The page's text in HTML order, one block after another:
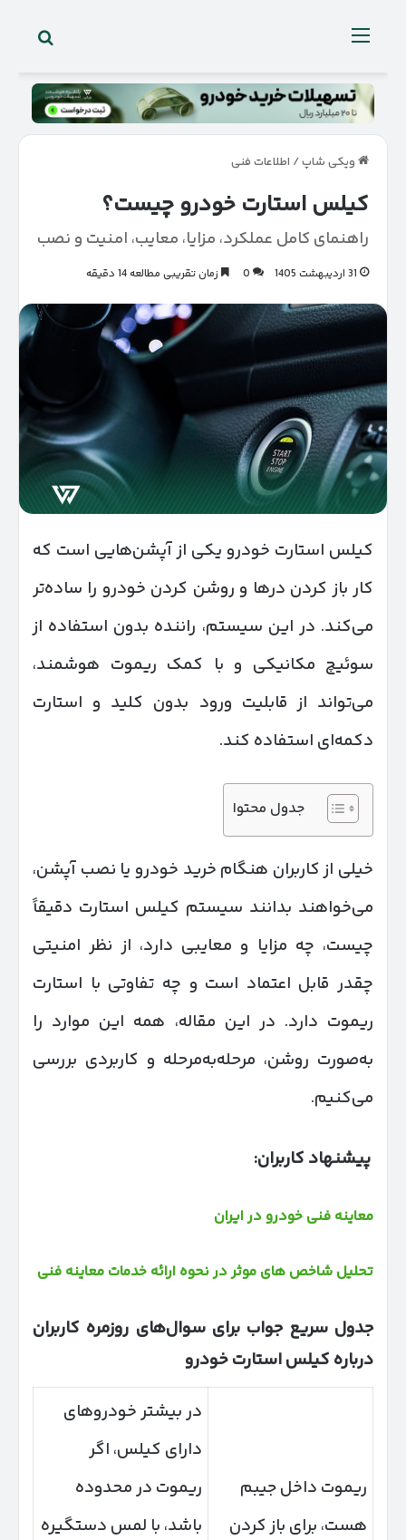
منو
ویکی شاپ/ اطلاعات فنی
کیلس استارت خودرو چیست؟
راهنمای کامل عملکرد، مزایا، معایب، امنیت و نصب
31 اردیبهشت 1405 0 زمان تقریبی مطالعه 14 دقیقه
کیلس استارت خودرو یکی از آپشن‌هایی است که
کار باز کردن درها و روشن کردن خودرو را ساده‌تر
می‌کند. در این سیستم، راننده بدون استفاده از
سوئیچ مکانیکی و با کمک ریموت هوشمند،
می‌تواند از قابلیت ورود بدون کلید و استارت
دکمه‌ای استفاده کند.
جدول محتوا
خیلی از کاربران هنگام خرید خودرو یا نصب آپشن،
می‌خواهند بدانند سیستم کیلس استارت دقیقاً
چیست، چه مزایا و معایبی دارد، از نظر امنیتی
چقدر قابل اعتماد است و چه تفاوتی با استارت
ریموت دارد. در این مقاله، همه این موارد را
به‌صورت روشن، مرحله‌به‌مرحله و کاربردی بررسی
می‌کنیم.
پیشنهاد کاربران:
معاینه فنی خودرو در ایران
تحلیل شاخص های موثر در نحوه ارائه خدمات معاینه فنی
جدول سریع جواب برای سوال‌های روزمره کاربران
درباره کیلس استارت خودرو
ریموت داخل جیبم
هست، برای باز کردن
در بیشتر خودروهای
دارای کیلس، اگر
ریموت در محدوده
باشد، با لمس دستگیره